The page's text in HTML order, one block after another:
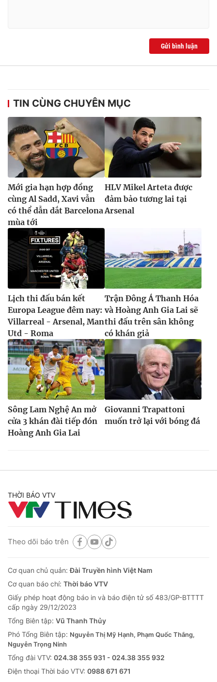
Gửi bình luận
TIN CÙNG CHUYÊN MỤC
Mới gia hạn hợp đồng
cùng Al Sadd, Xavi vẫn
có thể dẫn dắt Barcelona
mùa tới
HLV Mikel Arteta được
đảm bảo tương lai tại
Arsenal
Lịch thi đấu bán kết
Europa League đêm nay:
Villarreal - Arsenal, Man
Utd - Roma
Trận Đông Á Thanh Hóa
và Hoàng Anh Gia Lai sẽ
thi đấu trên sân không
có khán giả
Sông Lam Nghệ An mở
cửa 3 khán đài tiếp đón
Hoàng Anh Gia Lai
Giovanni Trapattoni
muốn trở lại với bóng đá
THỜI BÁO VTV
Theo dõi báo trên
Cơ quan chủ quản:Đài Truyền hình Việt Nam
Cơ quan báo chí: Thời báo VTV
Giấy phép hoạt động báo in và báo điện tử số 483/GP-BTTTT
cấp ngày 29/12/2023
Tổng Biên tập: Vũ Thanh Thủy
Phó Tổng Biên tập: Nguyễn Thị Mỹ Hạnh, Phạm Quốc Thắng,
Nguyễn Trọng Ninh
Tổng đài VTV: 024.38 355 931 - 024.38 355 932
Ðiện thoại Thời báo VTV: 0988 671 671